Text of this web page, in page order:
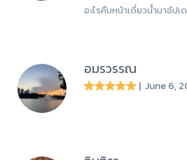
อะไรคืบหน้าเดี๋ยวน้ำมาอัป
อมรวรรณ
| June 6,